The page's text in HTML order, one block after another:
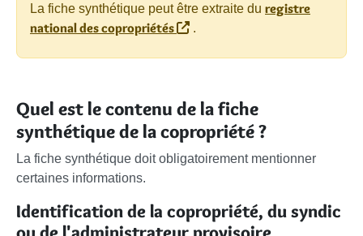
La fiche synthétique peut être extraite du registre
national des copropriétés
.
Quel est le contenu de la fiche
synthétique de la copropriété ?
La fiche synthétique doit obligatoirement mentionner
certaines informations.
Identification de la copropriété, du syndic